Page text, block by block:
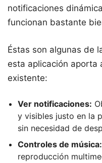
notificaciones
funcionan bastante
Éstas son algunas de
esta aplicación aporta
existente:
Ver notificaciones:
y visibles justo en la
sin necesidad de
Controles de música:
reproducción